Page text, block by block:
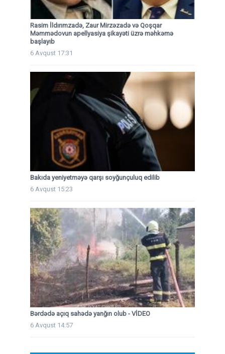
Rasim İldırımzadə, Zaur Mirzəzadə və Qoşqar
Məmmədovun apellyasiya şikayəti üzrə məhkəmə
başlayıb
6 Avqust 17:31
Bakıda yeniyetməyə qarşı soyğunçuluq edilib
6 Avqust 15:23
Bərdədə açıq sahədə yanğın olub - VİDEO
6 Avqust 14:57